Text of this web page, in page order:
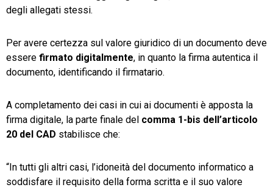
degli allegati stessi.
Per avere certezza sul valore giuridico di un documento deve
essere firmato digitalmente, in quanto la firma autentica il
documento, identificando il firmatario.
A completamento dei casi in cui ai documenti è apposta la
firma digitale, la parte finale del comma 1-bis dell’articolo
20 del CAD stabilisce che:
“In tutti gli altri casi, l’idoneità del documento informatico a
soddisfare il requisito della forma scritta e il suo valore